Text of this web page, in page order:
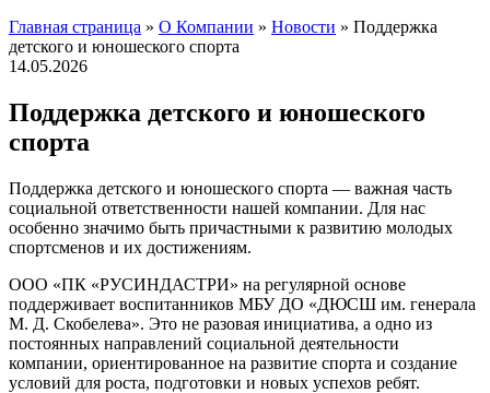
Главная страница » О Компании » Новости » Поддержка
детского и юношеского спорта
14.05.2026
Поддержка детского и юношеского
спорта
Поддержка детского и юношеского спорта — важная часть
социальной ответственности нашей компании. Для нас
особенно значимо быть причастными к развитию молодых
спортсменов и их достижениям.
ООО «ПК «РУСИНДАСТРИ» на регулярной основе
поддерживает воспитанников МБУ ДО «ДЮСШ им. генерала
М. Д. Скобелева». Это не разовая инициатива, а одно из
постоянных направлений социальной деятельности
компании, ориентированное на развитие спорта и создание
условий для роста, подготовки и новых успехов ребят.